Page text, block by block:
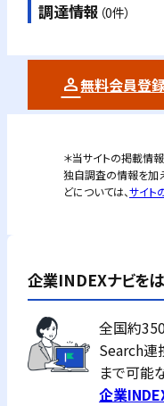
調達情報 （0件）
無料会員登
＊当サイトの掲載情
独自調査の情報を加
どについては、サイト
企業INDEXナビを
全国約
Search連
まで可能
企業